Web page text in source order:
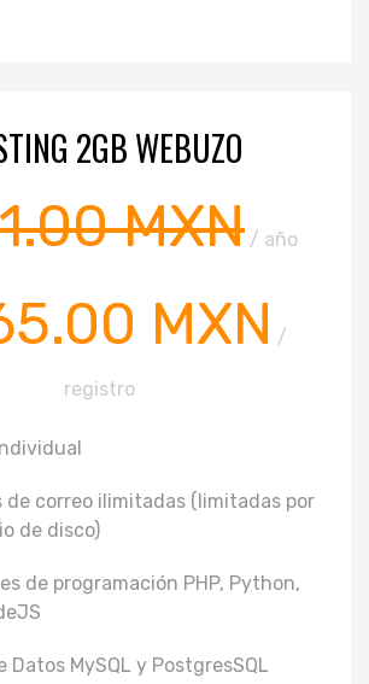
2GB WEBUZO
MXN / año
MXN /
registro
de correo ilimitadas (limitadas por
de disco)
de programación PHP, Python,
Datos MySQL y PostgresSQL